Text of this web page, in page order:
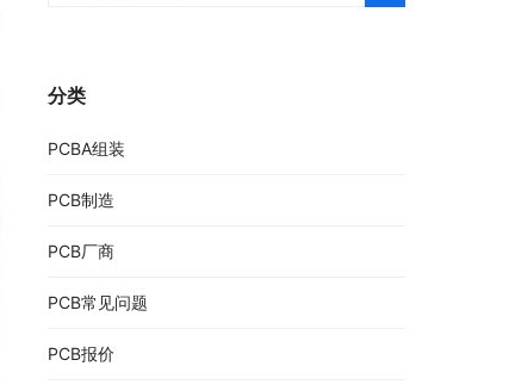
分类
PCBA组装
PCB制造
PCB厂商
PCB常见问题
PCB报价